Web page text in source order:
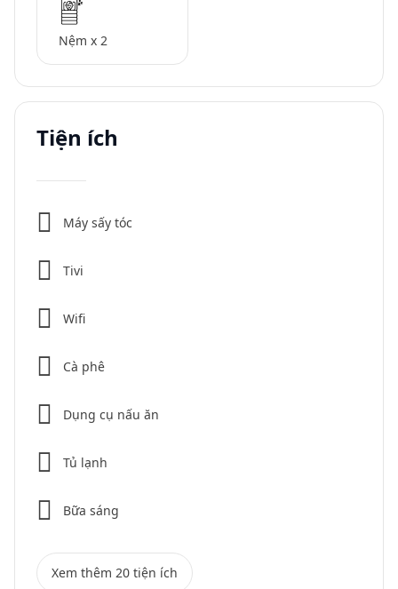
Nệm x 2
Tiện ích
Máy sấy tóc
Tivi
Wifi
Cà phê
Dụng cụ nấu ăn
Tủ lạnh
Bữa sáng
Xem thêm 20 tiện ích